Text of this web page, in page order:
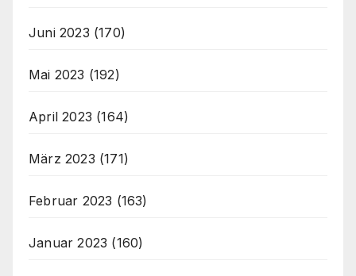
Juni 2023 (170)
Mai 2023 (192)
April 2023 (164)
März 2023 (171)
Februar 2023 (163)
Januar 2023 (160)